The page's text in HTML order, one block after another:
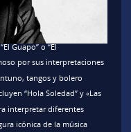
Guapo” o “El
por sus interpretaciones
tangos y bolero
“Hola Soledad” y «Las
interpretar diferentes
icónica de la música